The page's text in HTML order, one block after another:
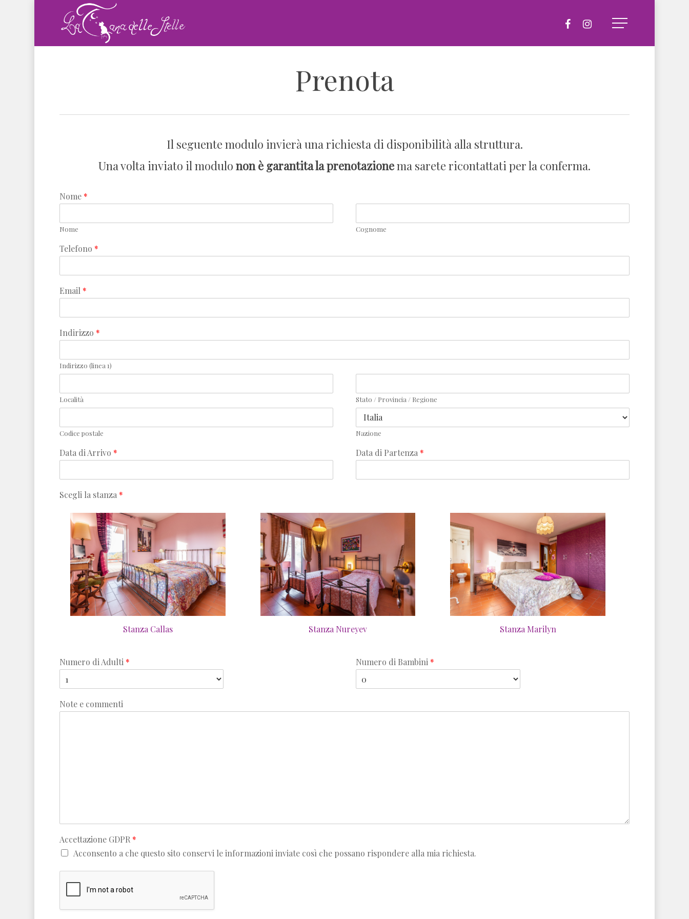
facebookinstagram
Menu
Prenota
Il seguente modulo invierà una richiesta di disponibilità alla struttura.
Una volta inviato il modulo non è garantita la prenotazionema sarete ricontattati per la conferma.
Nome *
Nome Cognome
Telefono *
Email *
Indirizzo *
Indirizzo (linea 1)
Località Stato / Provincia / Regione
Codice postale Nazione
Data di Arrivo * Data di Partenza *
Scegli la stanza *
Stanza Callas Stanza Nureyev Stanza Marilyn
Numero di Adulti * Numero di Bambini *
Note e commenti
Accettazione GDPR*
Acconsento a che questo sito conservi le informazioni inviate così che possano rispondere alla mia richiesta.